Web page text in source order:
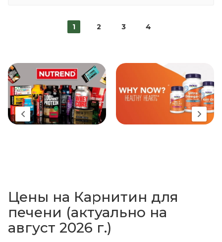
1 2 3 4
Цены на Карнитин для
печени (актуально на
август 2026 г.)